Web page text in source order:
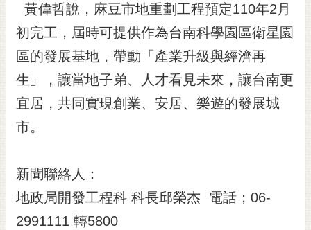
開
放
宣
告
市
府
交
置
黃偉哲說，麻豆市地重劃工程預定110年2月
初完工，屆時可提供作為台南科學園區衛星園
區的發展基地，帶動「產業升級與經濟再
生」，讓當地子弟、人才看見未來，讓台南更
宜居，共同實現創業、安居、樂遊的發展城
市。
新聞聯絡人：
地政局開發工程科 科長邱榮杰 電話；06-
2991111 轉5800